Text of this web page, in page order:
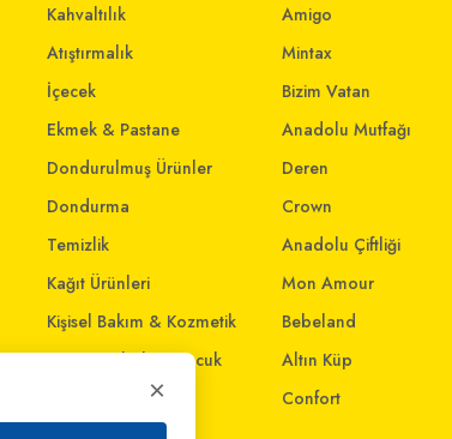
Kahvaltılık
Atıştırmalık
İçecek
Ekmek & Pastane
Dondurulmuş Ürünler
Dondurma
Temizlik
Kağıt Ürünleri
Kişisel Bakım & Kozmetik
Anne - Bebek & Çocuk
Amigo
Mintax
Bizim Vatan
Anadolu Mutfağı
Deren
Crown
Anadolu Çiftliği
Mon Amour
Bebeland
Altın Küp
Confort
×